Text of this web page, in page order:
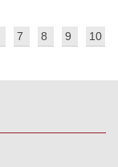
7 8 9
10